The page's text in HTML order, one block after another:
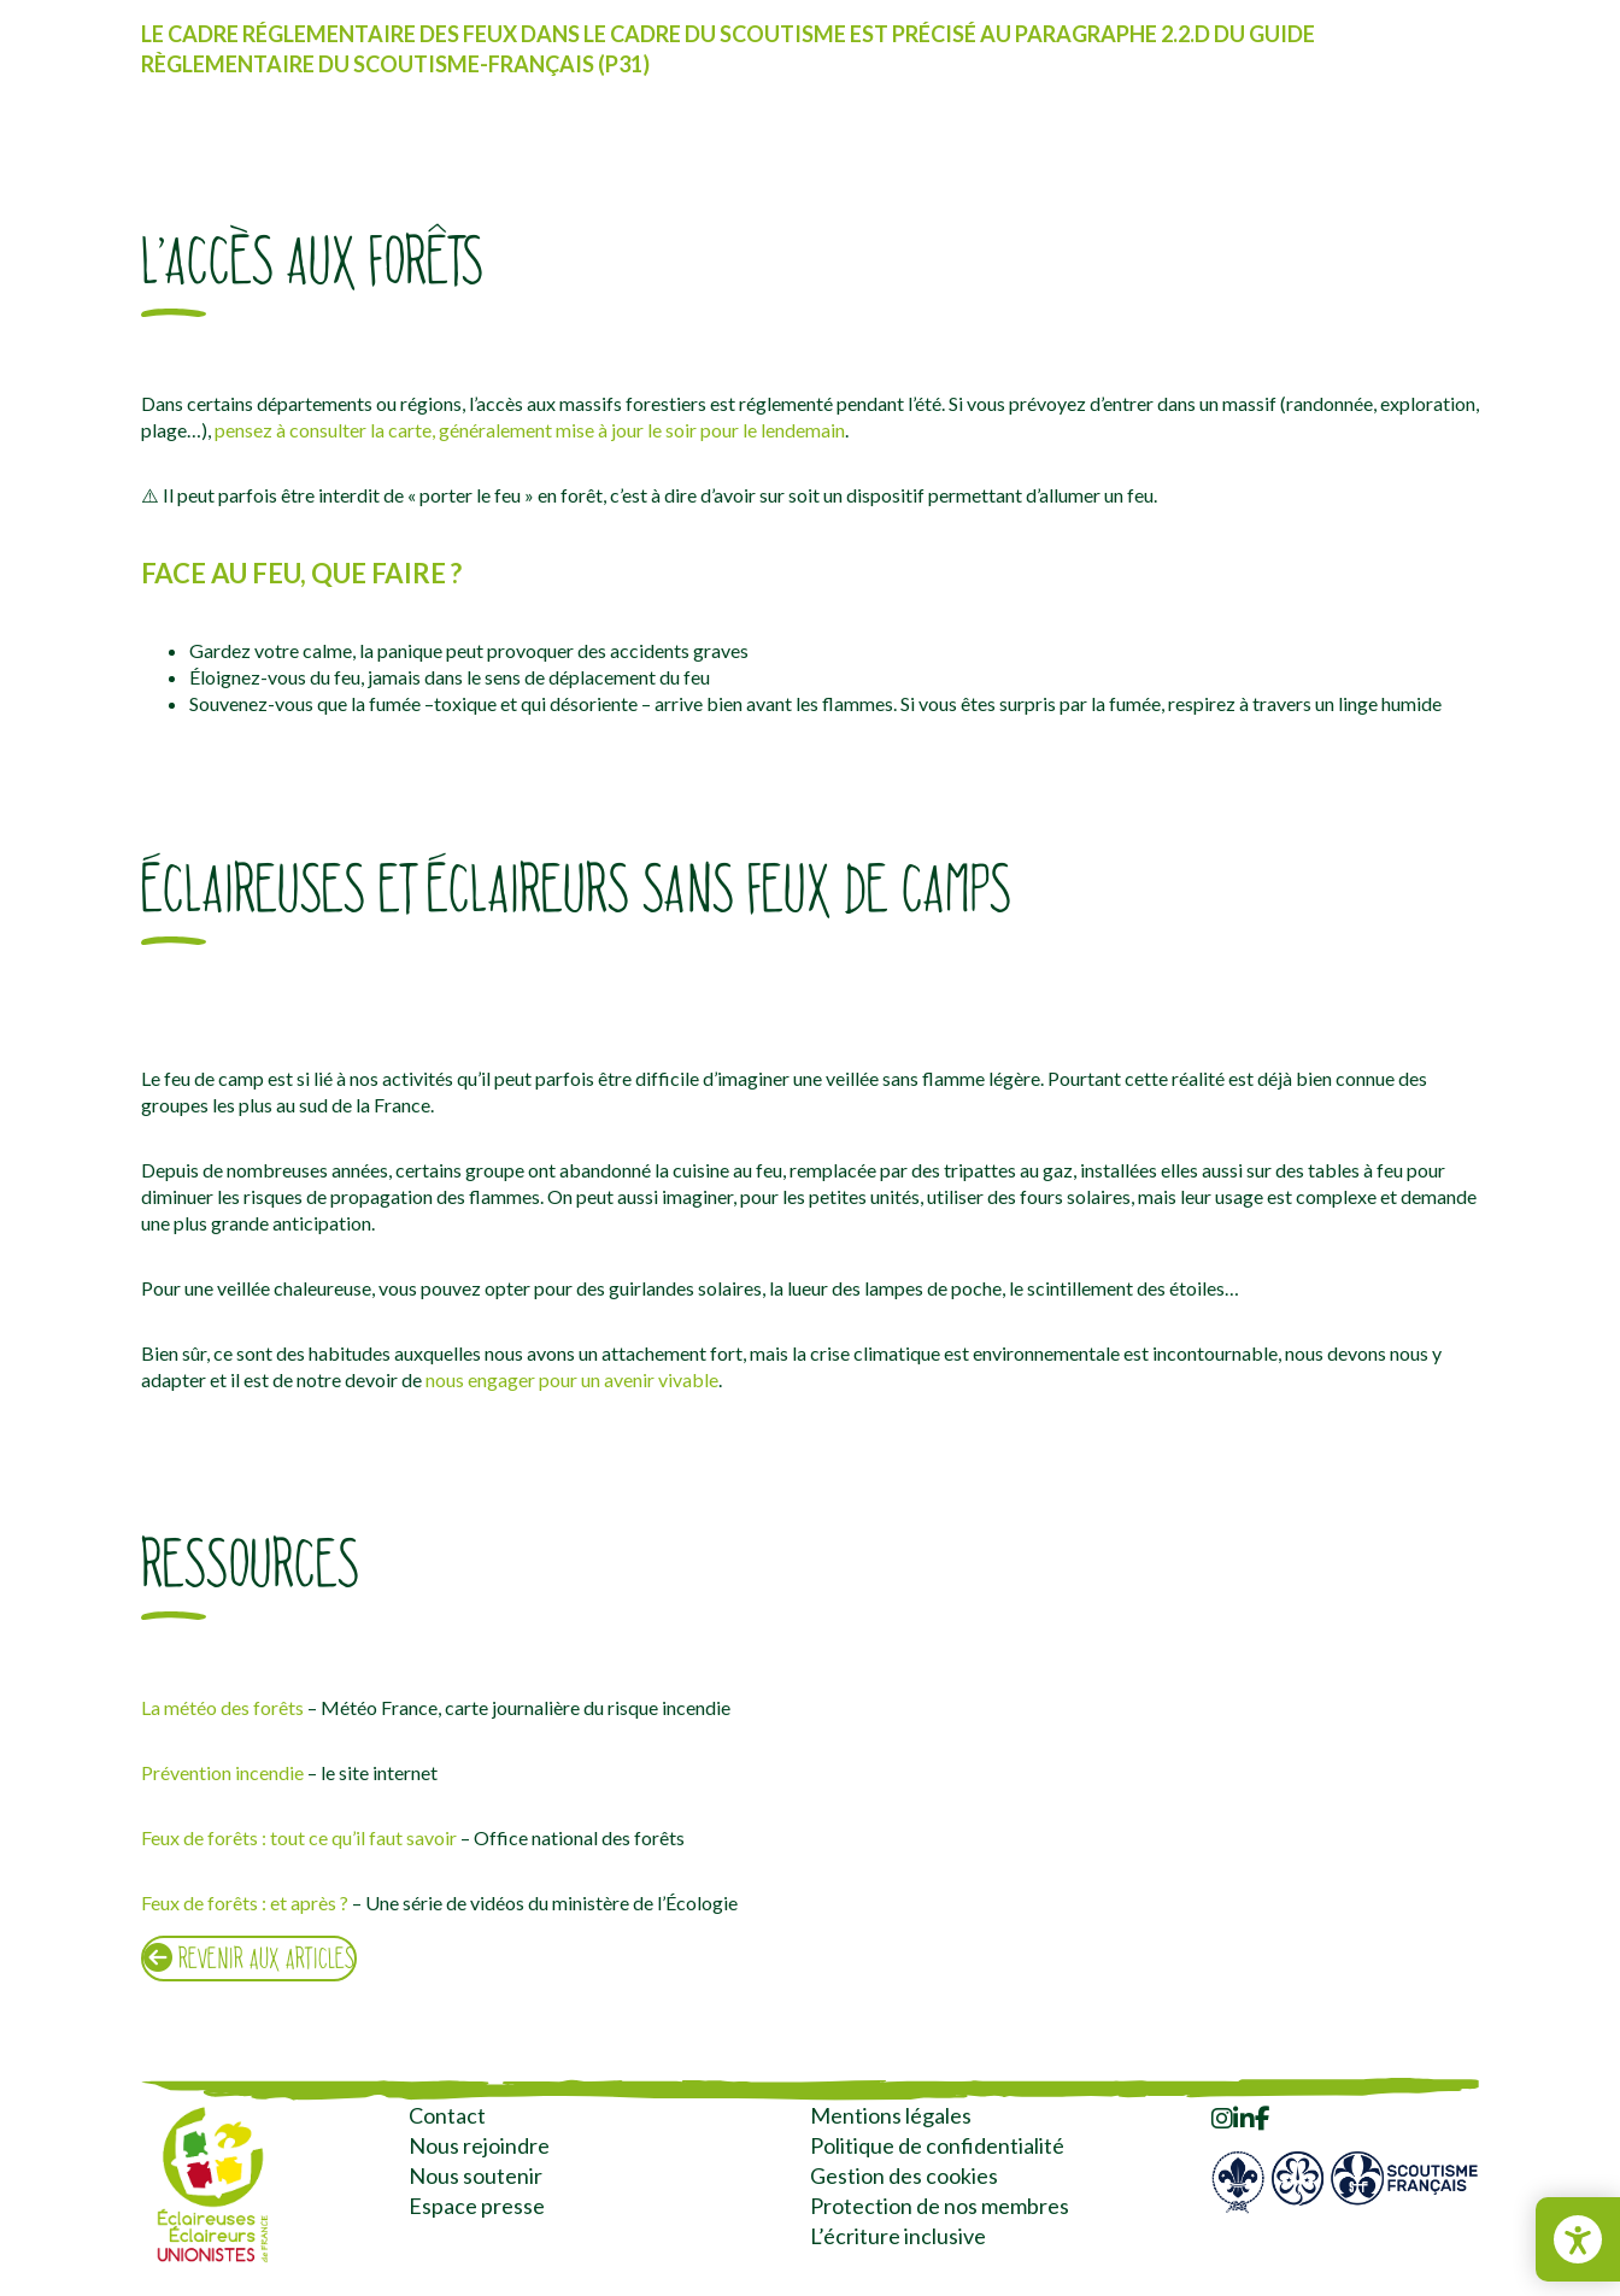
LE CADRE RÉGLEMENTAIRE DES FEUX DANS LE CADRE DU SCOUTISME EST PRÉCISÉ AU PARAGRAPHE 2.2.D DU GUIDE
RÈGLEMENTAIRE DU SCOUTISME-FRANÇAIS (P31)
L’ACCÈS AUX FORÊTS
Dans certains départements ou régions, l’accès aux massifs forestiers est réglementé pendant l’été. Si vous prévoyez d’entrer dans un massif (randonnée, exploration,
plage…),pensez à consulter la carte, généralement mise à jour le soir pour le lendemain.
⚠️ Il peut parfois être interdit de « porter le feu » en forêt, c’est à dire d’avoir sur soit un dispositif permettant d’allumer un feu.
FACE AU FEU, QUE FAIRE ?
Gardez votre calme, la panique peut provoquer des accidents graves
Éloignez-vous du feu, jamais dans le sens de déplacement du feu
Souvenez-vous que la fumée –toxique et qui désoriente – arrive bien avant les flammes. Si vous êtes surpris par la fumée, respirez à travers un linge humide
ÉCLAIREUSES ET ÉCLAIREURS SANS FEUX DE CAMPS
Le feu de camp est si lié à nos activités qu’il peut parfois être difficile d’imaginer une veillée sans flamme légère. Pourtant cette réalité est déjà bien connue des
groupes les plus au sud de la France.
Depuis de nombreuses années, certains groupe ont abandonné la cuisine au feu, remplacée par des tripattes au gaz, installées elles aussi sur des tables à feu pour
diminuer les risques de propagation des flammes. On peut aussi imaginer, pour les petites unités, utiliser des fours solaires, mais leur usage est complexe et demande
une plus grande anticipation.
Pour une veillée chaleureuse, vous pouvez opter pour des guirlandes solaires, la lueur des lampes de poche, le scintillement des étoiles…
Bien sûr, ce sont des habitudes auxquelles nous avons un attachement fort, mais la crise climatique est environnementale est incontournable, nous devons nous y
adapter et il est de notre devoir denous engager pour un avenir vivable
RESSOURCES
La météo des forêts – Météo France, carte journalière du risque incendie
Prévention incendie – le site internet
Feux de forêts : tout ce qu’il faut savoir – Office national des forêts
Feux de forêts : et après ? – Une série de vidéos du ministère de l’Écologie
REVENIR AUX ARTICLES
Contact
Nous rejoindre
Nous soutenir
Espace presse
Mentions légales
Politique de confidentialité
Gestion des cookies
Protection de nos membres
L’écriture inclusive